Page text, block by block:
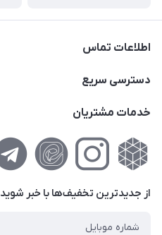
اطلاعات تماس
02177111474
کوچه گلریز 4 غربی ، پلاک 13
دسترسی سریع
حساب کاربری
لیست محصولات
خدمات مشتریان
راهنمای‌خرید‌آنلاین
حریم خصوصی
فروش‌اقساطی
از جدید‌ترین تخفیف‌ها با‌ خبر شوید